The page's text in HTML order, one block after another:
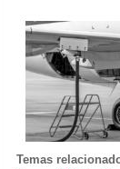
Temas